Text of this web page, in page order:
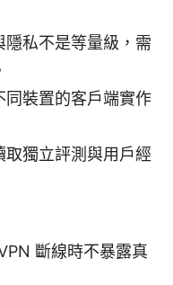
私不是等量級，需
同裝置的客戶端實作
取獨立評測與用戶經
斷線時不暴露真